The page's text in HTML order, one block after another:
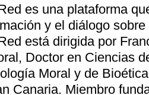
es una plataforma
y el diálogo
está dirigida por
Doctor en Ciencias
Moral y de
Canaria. Miembro